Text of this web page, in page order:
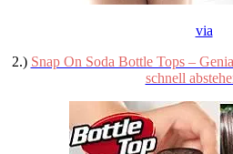
via
2.) Snap On Soda Bottle Tops –
schnell